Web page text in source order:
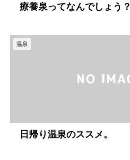
療養泉ってなんでしょう？
温泉
日帰り温泉のススメ。